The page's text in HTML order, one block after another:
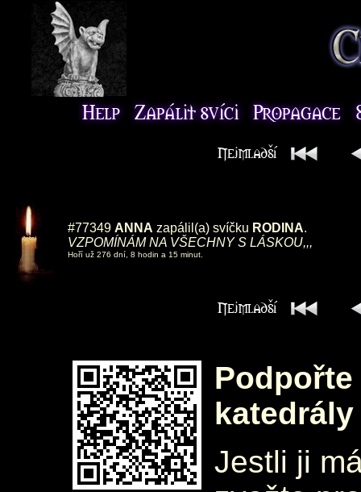
#77349 ANNA zapálil(a) svíčku RODINA.
VZPOMÍNÁM NA VŠECHNY S LÁSKOU,,,
Hoří už 276 dní, 8 hodin a 15 minut.
katedrály
Jestli ji